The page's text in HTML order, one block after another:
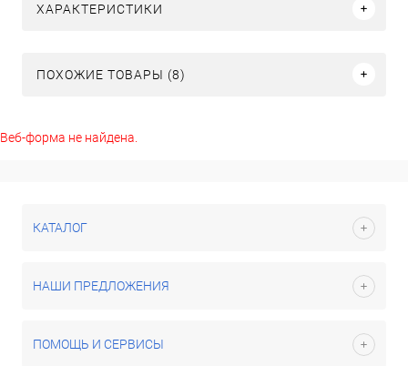
ХАРАКТЕРИСТИКИ
ПОХОЖИЕ ТОВАРЫ (8)
Веб-форма не найдена.
КАТАЛОГ
НАШИ ПРЕДЛОЖЕНИЯ
ПОМОЩЬ И СЕРВИСЫ